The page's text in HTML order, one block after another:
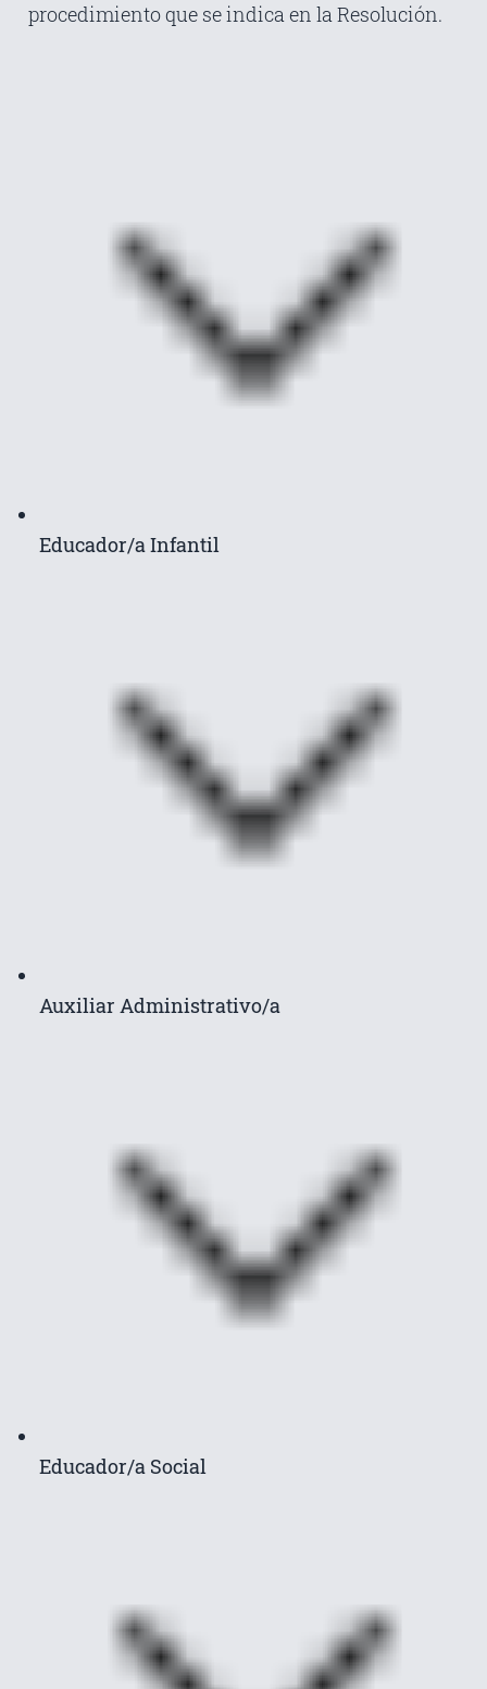
procedimiento que se indica en la Resolución.
Educador/a Infantil
Auxiliar Administrativo/a
Educador/a Social